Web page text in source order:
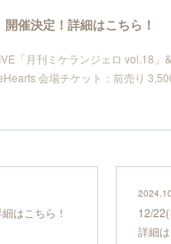
催決定！詳細はこちら！
「月刊ミケランジェロ vol.18
会場チケット：前売り
はこちら！
12/
詳細